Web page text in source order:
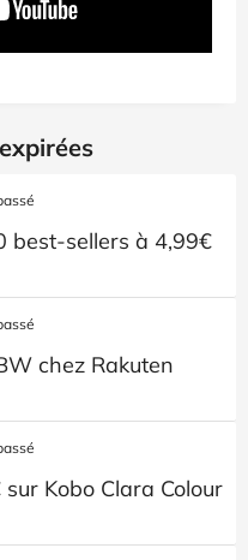
best-sellers à 4,99€
chez Rakuten
Kobo Clara Colour